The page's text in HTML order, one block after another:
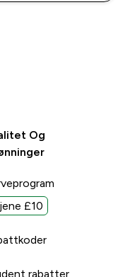
Og
£10
rabatter